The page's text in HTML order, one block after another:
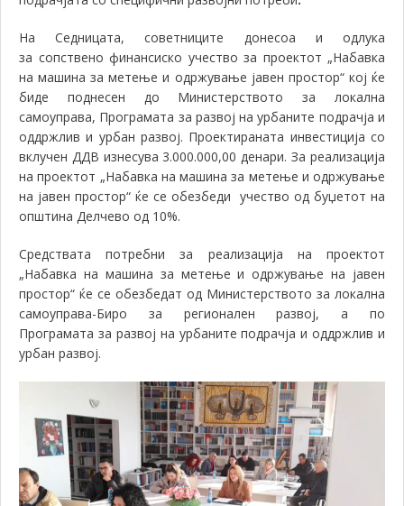
На Седницата, советниците донесоа и одлука
за сопствено финансиско учество за проектот „Набавка
на машина за метење и одржувaње јавен простор“ кој ќе
биде поднесен до Министерството за локална
самоуправа, Програмата за развој на урбаните подрачја и
оддржлив и урбан развој. Проектираната инвестиција со
вклучен ДДВ изнесува 3.000.000,00 денари. За реализација
на проектот „Набавка на машина за метење и одржувaње
на јавен простор“ ќе се обезбеди учество од буџетот на
општина Делчево од 10%.
Средствата потребни за реализација на проектот
„Набавка на машина за метење и одржувaње на јавен
простор“ ќе се обезбедат од Министерството за локална
самоуправа-Биро за регионален развој, а по
Програмата за развој на урбаните подрачја и оддржлив и
урбан развој.